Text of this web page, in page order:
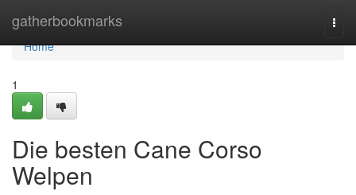
gatherbookmarks
Home
Home
1
Die besten Cane Corso
Welpen